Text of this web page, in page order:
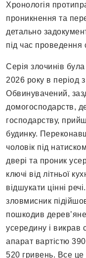
Хронологія
проникнення та
детально
під час проведення
Серія злочинів
2026 року в період
Обвинувачений,
домогосподарств,
господарству,
будинку.
чоловік під
двері та проник
ключі від літньої
відшукати цінні
зловмисник
пошкодив
усередину і
апарат вартістю
520 гривень. Все це